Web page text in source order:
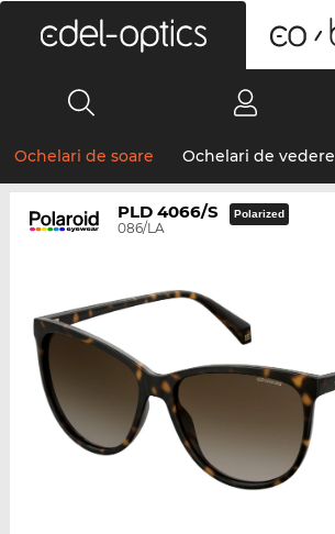
Ochelari de soare Ochelari de vedere
PLD 4066/S
086/LA
Polarized